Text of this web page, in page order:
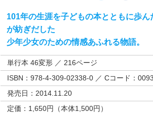
101年の生涯を子どもの本とともに歩ん
が紡ぎだした
少年少女のための情感あふれる物語。
単行本 46変形 ／ 216ページ
ISBN：978-4-309-02338-0 ／ Cコード：0093
発売日：2014.11.20
定価：1,650円（本体1,500円）